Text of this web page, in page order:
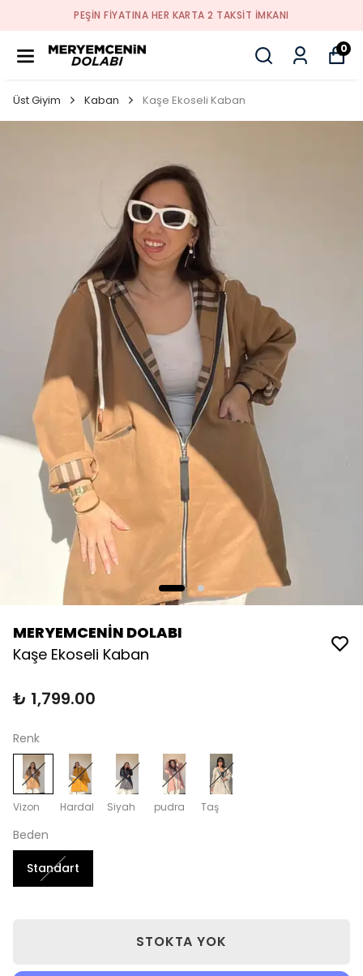
PEŞİN FİYATINA HER KARTA 2 TAKSİT İMKANI
0
Üst Giyim Kaban Kaşe Ekoseli Kaban
MERYEMCENİN DOLABI
Kaşe Ekoseli Kaban
₺ 1,799.00
Renk
Vizon Hardal Siyah pudra Taş
Beden
Standart
STOKTA YOK